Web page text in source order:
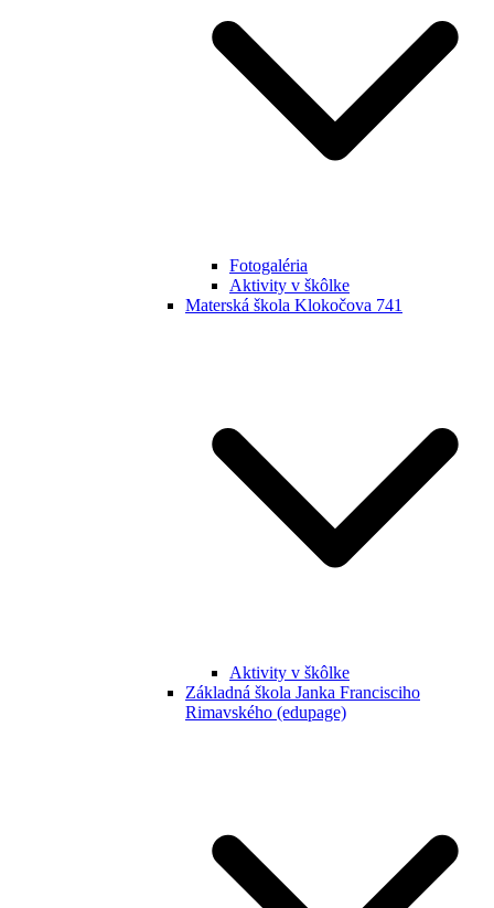
Fotogaléria
Aktivity v škôlke
Materská škola Klokočova 741
Aktivity v škôlke
Základná škola Janka Francisciho
Rimavského (edupage)